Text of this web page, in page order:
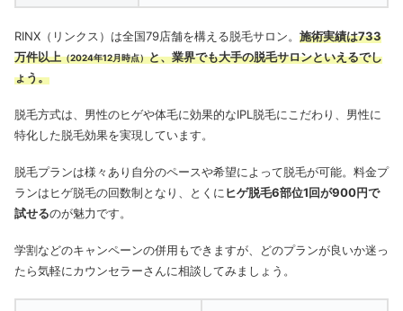
RINX（リンクス）は全国79店舗を構える脱毛サロン。 施術実績は733
万件以上（2024年12月時点）と、業界でも大手の脱毛サロンといえるでし
ょう。
脱毛方式は、男性のヒゲや体毛に効果的なIPL脱毛にこだわり、男性に
特化した脱毛効果を実現しています。
脱毛プランは様々あり自分のペースや希望によって脱毛が可能。料金プ
ランはヒゲ脱毛の回数制となり、とくにヒゲ脱毛6部位1回が900円で
試せるのが魅力です。
学割などのキャンペーンの併用もできますが、どのプランが良いか迷っ
たら気軽にカウンセラーさんに相談してみましょう。